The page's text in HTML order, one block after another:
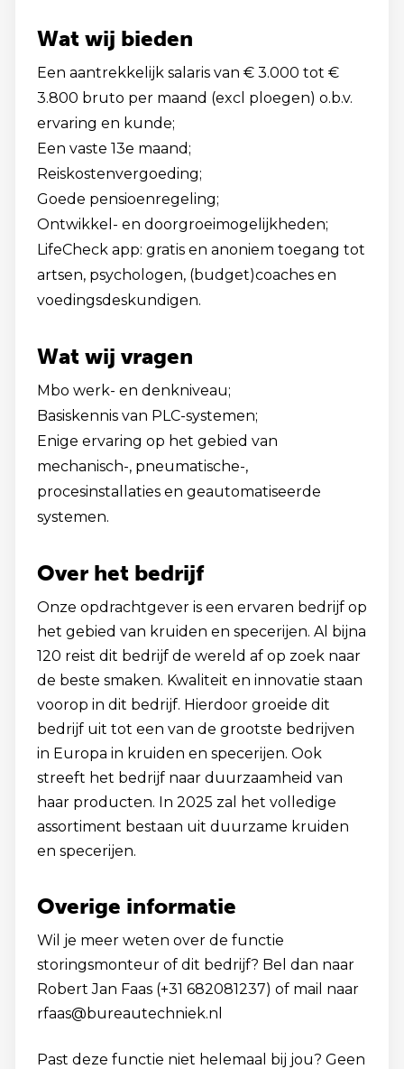
Wat wij bieden
Een aantrekkelijk salaris van € 3.000 tot €
3.800 bruto per maand (excl ploegen) o.b.v.
ervaring en kunde;
Een vaste 13e maand;
Reiskostenvergoeding;
Goede pensioenregeling;
Ontwikkel- en doorgroeimogelijkheden;
LifeCheck app: gratis en anoniem toegang tot
artsen, psychologen, (budget)coaches en
voedingsdeskundigen.
Wat wij vragen
Mbo werk- en denkniveau;
Basiskennis van PLC-systemen;
Enige ervaring op het gebied van
mechanisch-, pneumatische-,
procesinstallaties en geautomatiseerde
systemen.
Over het bedrijf
Onze opdrachtgever is een ervaren bedrijf op
het gebied van kruiden en specerijen. Al bijna
120 reist dit bedrijf de wereld af op zoek naar
de beste smaken. Kwaliteit en innovatie staan
voorop in dit bedrijf. Hierdoor groeide dit
bedrijf uit tot een van de grootste bedrijven
in Europa in kruiden en specerijen. Ook
streeft het bedrijf naar duurzaamheid van
haar producten. In 2025 zal het volledige
assortiment bestaan uit duurzame kruiden
en specerijen.
Overige informatie
Wil je meer weten over de functie
storingsmonteur of dit bedrijf? Bel dan naar
Robert Jan Faas (+31 682081237) of mail naar
rfaas@bureautechniek.nl
Past deze functie niet helemaal bij jou? Geen